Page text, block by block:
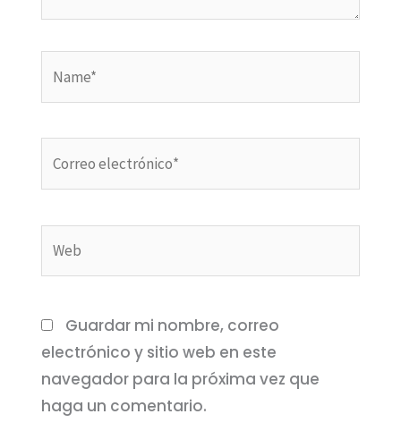
Guardar mi nombre, correo
electrónico y sitio web en este
navegador para la próxima vez que
haga un comentario.